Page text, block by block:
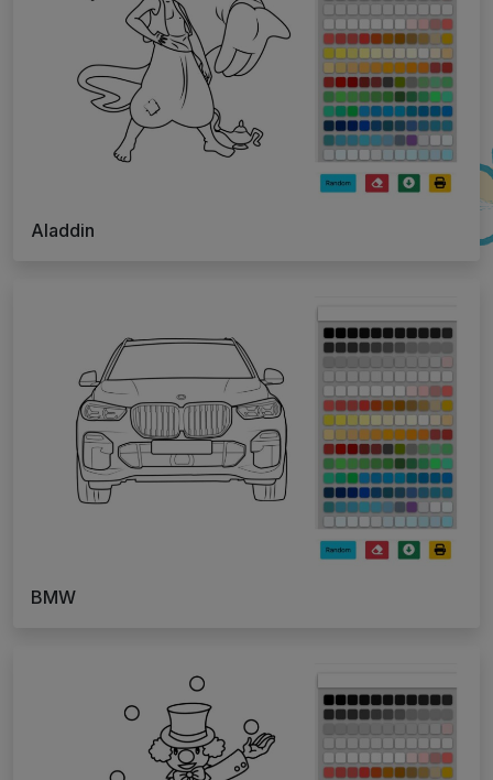
Aladdin
BMW